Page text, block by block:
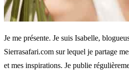
Je me présente. Je suis Isabelle,
Sierrasafari.com sur lequel je partage
et mes inspirations. Je publie